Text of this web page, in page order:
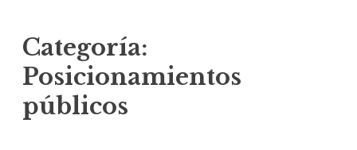
c
o
n
t
e
Categoría:
Posicionamientos
públicos